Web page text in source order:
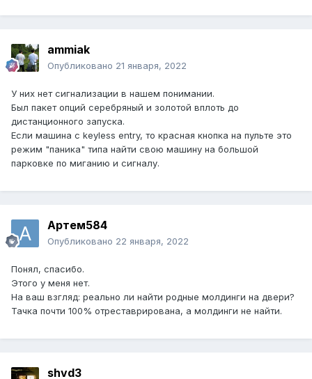
ammiak
Опубликовано 21 января, 2022
У них нет сигнализации в нашем понимании.
Был пакет опций серебряный и золотой вплоть до
дистанционного запуска.
Если машина с keyless entry, то красная кнопка на пульте это
режим "паника" типа найти свою машину на большой
парковке по миганию и сигналу.
Артем584
Опубликовано 22 января, 2022
Понял, спасибо.
Этого у меня нет.
На ваш взгляд: реально ли найти родные молдинги на двери?
Тачка почти 100% отреставрирована, а молдинги не найти.
shvd3